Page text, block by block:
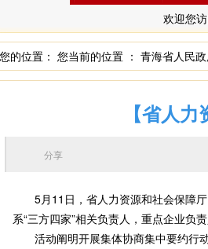
欢迎您
您的位置： 您当前的位置 ： 青海省人民
【省人
分享
5月11日，省人力资源和社会保障厅
系“三方四家”相关负责人，重点企业负
活动阐明开展集体协商集中要约行动